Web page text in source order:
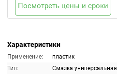
Характеристики
Применение:
пластик
Тип:
Смазка универсальная
Посмотреть цены и сроки